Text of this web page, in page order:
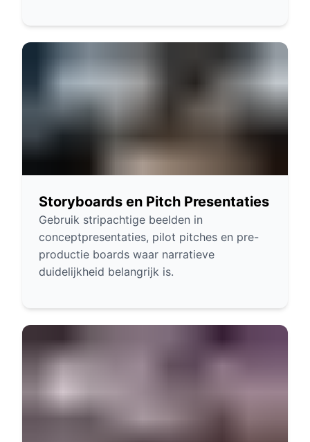
Storyboards en Pitch Presentaties
Gebruik stripachtige beelden in
conceptpresentaties, pilot pitches en pre-
productie boards waar narratieve
duidelijkheid belangrijk is.